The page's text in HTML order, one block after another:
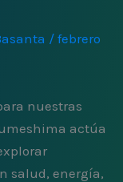
/ febrero
nuestras
actúa
salud, energía,